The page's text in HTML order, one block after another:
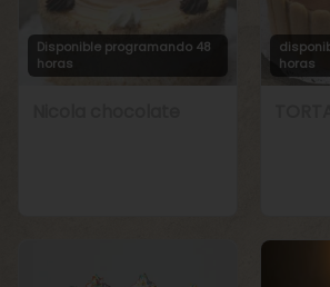
Disponible programando 48
horas
horas